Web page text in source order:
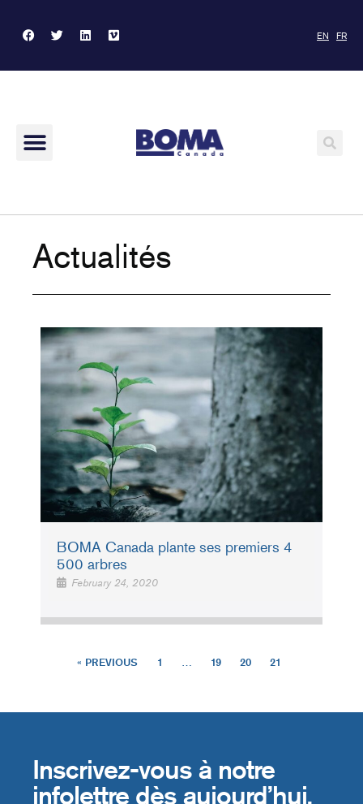
EN FR
Actualités
BOMA Canada plante ses premiers 4
500 arbres
February 24, 2020
« PREVIOUS 1 19 20 21
Inscrivez-vous à notre
infolettre dès aujourd’hui.